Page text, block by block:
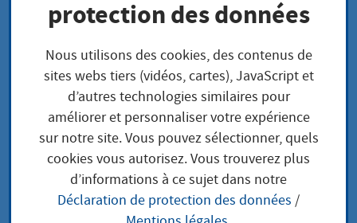
Préoccupations locales
Erlaubnis zum Führen der Berufsbezeichnung
Diätassistentin / Diätassistent beantragen
Erlaubnis zum Führen
der
protection des données
Nous utilisons des cookies, des contenus de
sites webs tiers (vidéos, cartes), JavaScript et
d’autres technologies similaires pour
améliorer et personnaliser votre expérience
sur notre site. Vous pouvez sélectionner, quels
cookies vous autorisez. Vous trouverez plus
d’informations à ce sujet dans notre
Déclaration de protection des données /